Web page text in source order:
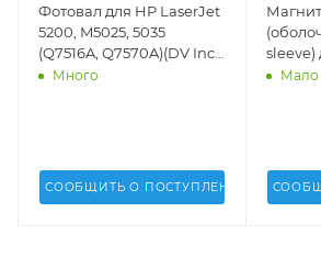
Фотовал для HP LaserJet
5200, M5025, 5035
(Q7516A, Q7570A)(DV Inc.)
- Много
СООБЩИТЬ О ПОСТУПЛЕНИИ
sleeve)
M5025,
Мало